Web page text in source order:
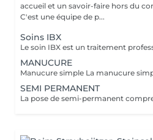
accueil et un savoir-faire hors du
C'est une équipe de p...
Soins IBX
MANUCURE
SEMI PERMANENT